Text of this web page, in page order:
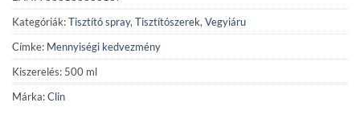
Kategóriák:Tisztító spray, Tisztítószerek, Vegyiáru
Címke: Mennyiségi kedvezmény
Kiszerelés: 500 ml
Márka:Clin